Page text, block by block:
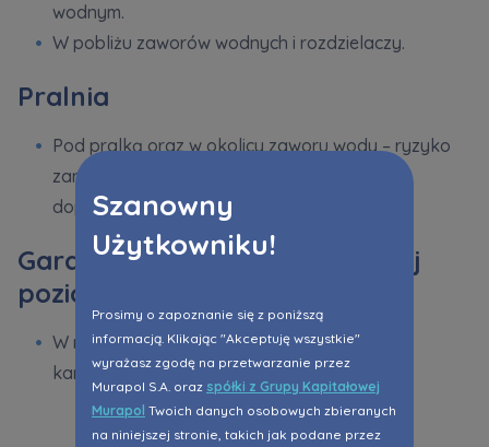
Szanowny
Użytkowniku!
Prosimy o zapoznanie się z poniższą
informacją. Klikając "Akceptuję wszystkie"
wyrażasz zgodę na przetwarzanie przez
Murapol S.A. oraz spółki z Grupy Kapitałowej
Murapol Twoich danych osobowych zbieranych
na niniejszej stronie, takich jak podane przez
wodnym.
W pobliżu zaworów wodnych i rozdzielaczy.
Pralnia
Pod pralką oraz w okolicy zaworu wody – ryzyko
zarówno wycieku, jak i pęknięcia węża
dopływowego.
Garaż (jeśli znajduje się poniżej
poziomu gruntu)
W miejscach, gdzie może dochodzić do cofki
kanalizacyjnej lub wody z zewnątrz.